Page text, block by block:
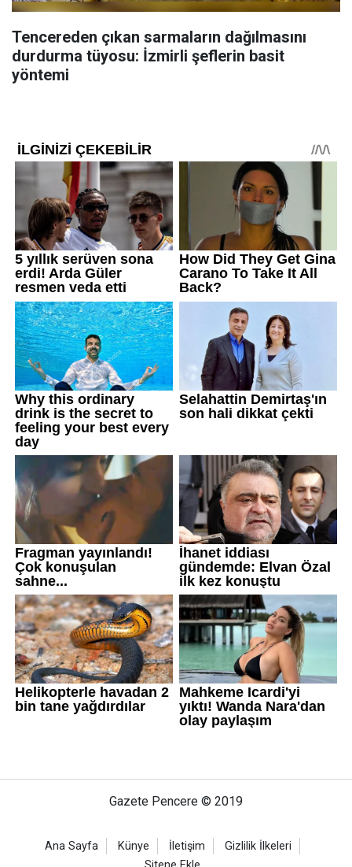
Tencereden çıkan sarmaların dağılmasını
durdurma tüyosu: İzmirli şeflerin basit
yöntemi
Gazete Pencere © 2019
Ana Sayfa Künye İletişim
Gizlilik İlkeleri